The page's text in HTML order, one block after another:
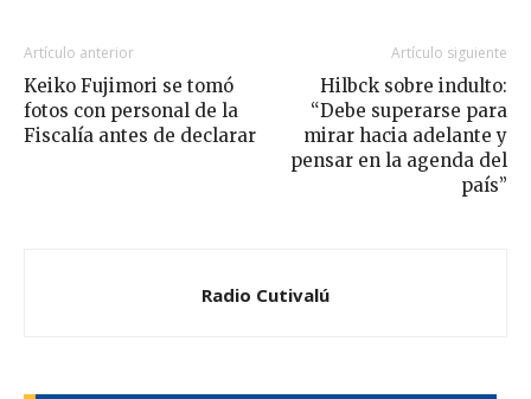
Artículo anterior
Keiko Fujimori se tomó
fotos con personal de la
Fiscalía antes de declarar
Artículo siguiente
Hilbck sobre indulto:
“Debe superarse para
mirar hacia adelante y
pensar en la agenda del
país”
Radio Cutivalú